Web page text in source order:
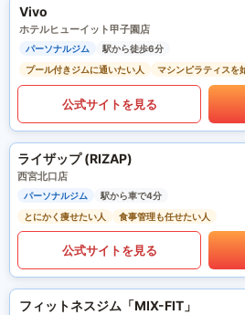
Vivo
ホテルヒューイット甲子園店
パーソナルジム
駅から徒歩6分
プール付きジムに通いたい人
マシンピラティスを
公式サイトを見る
ライザップ (RIZAP)
西宮北口店
パーソナルジム
駅から車で4分
とにかく痩せたい人
食事管理も任せたい人
公式サイトを見る
フィットネスジム「MIX-FIT」